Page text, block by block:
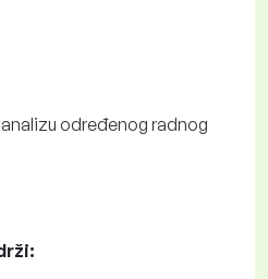
određenog radnog